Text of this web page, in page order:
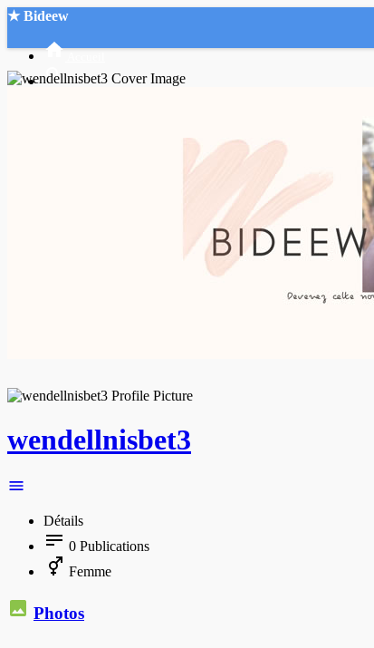
★ Bideew
wendellnisbet3
Détails
0 Publications
Femme
Photos